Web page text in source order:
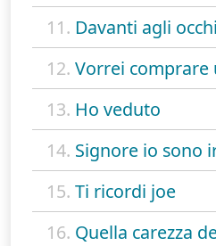
11. Davanti agli
12. Vorrei comprare
13. Ho veduto
14. Signore io sono
15. Ti ricordi joe
16. Quella carezza